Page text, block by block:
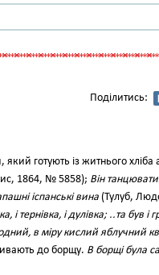
Поділитись:
який готують із житнього
1864, № 5858); Він
іспанські вина (Тулуб,
і тернівка, і дулівка; ..та був і
в міру кислий яблучний
до борщу. В борщі була